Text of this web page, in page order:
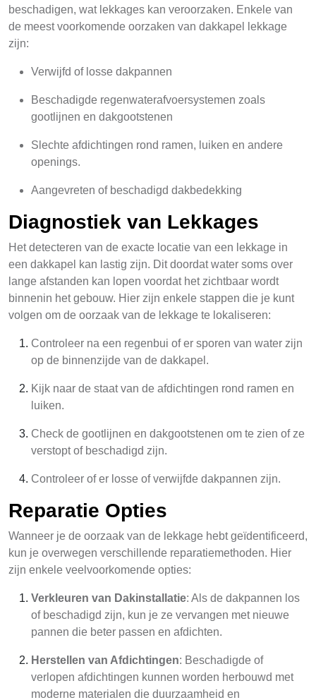
beschadigen, wat lekkages kan veroorzaken. Enkele van
de meest voorkomende oorzaken van dakkapel lekkage
zijn:
Verwijfd of losse dakpannen
Beschadigde regenwaterafvoersystemen zoals
gootlijnen en dakgootstenen
Slechte afdichtingen rond ramen, luiken en andere
openings.
Aangevreten of beschadigd dakbedekking
Diagnostiek van Lekkages
Het detecteren van de exacte locatie van een lekkage in
een dakkapel kan lastig zijn. Dit doordat water soms over
lange afstanden kan lopen voordat het zichtbaar wordt
binnenin het gebouw. Hier zijn enkele stappen die je kunt
volgen om de oorzaak van de lekkage te lokaliseren:
Controleer na een regenbui of er sporen van water zijn
op de binnenzijde van de dakkapel.
Kijk naar de staat van de afdichtingen rond ramen en
luiken.
Check de gootlijnen en dakgootstenen om te zien of ze
verstopt of beschadigd zijn.
Controleer of er losse of verwijfde dakpannen zijn.
Reparatie Opties
Wanneer je de oorzaak van de lekkage hebt geïdentificeerd,
kun je overwegen verschillende reparatiemethoden. Hier
zijn enkele veelvoorkomende opties:
Verkleuren van Dakinstallatie: Als de dakpannen los
of beschadigd zijn, kun je ze vervangen met nieuwe
pannen die beter passen en afdichten.
Herstellen van Afdichtingen: Beschadigde of
verlopen afdichtingen kunnen worden herbouwd met
moderne materialen die duurzaamheid en